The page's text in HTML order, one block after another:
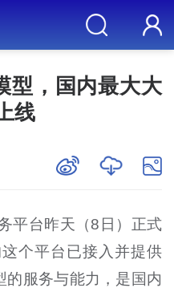
型，国内最大大
线
平台昨天（8日）正式
个平台已接入并提供
服务与能力，是国内